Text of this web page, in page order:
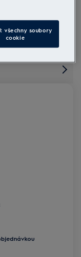
použití
všechny soubory
cookie